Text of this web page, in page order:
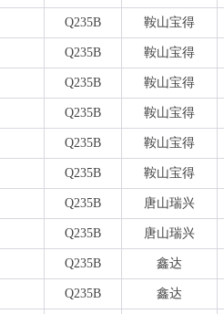
Q235B 鞍山宝得
Q235B 鞍山宝得
Q235B 鞍山宝得
Q235B 鞍山宝得
Q235B 鞍山宝得
Q235B 鞍山宝得
Q235B 唐山瑞兴
Q235B 唐山瑞兴
Q235B 鑫达
Q235B 鑫达